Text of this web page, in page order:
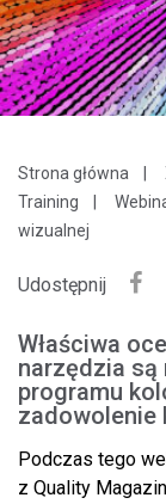
Strona główna
Training
wizualnej
Udostępnij
Właściwa
narzędzia są
programu
zadowolenie
Podczas tego
z Quality